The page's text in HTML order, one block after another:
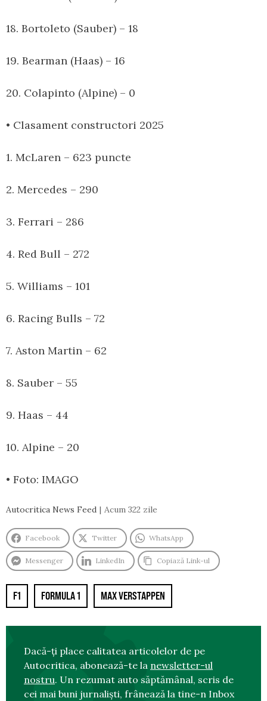
18. Bortoleto (Sauber) – 18
19. Bearman (Haas) – 16
20. Colapinto (Alpine) – 0
• Clasament constructori 2025
1. McLaren – 623 puncte
2. Mercedes – 290
3. Ferrari – 286
4. Red Bull – 272
5. Williams – 101
6. Racing Bulls – 72
7. Aston Martin – 62
8. Sauber – 55
9. Haas – 44
10. Alpine – 20
• Foto: IMAGO
Autocritica News Feed Acum 322 zile
Facebook Twitter WhatsApp
Messenger LinkedIn Copiază Link-ul
F1 FORMULA 1 MAX VERSTAPPEN
Dacă-ți place calitatea articolelor de pe
Autocritica, abonează-te la newsletter-ul
nostru. Un rezumat auto săptămânal, scris de
cei mai buni jurnaliști, frânează la tine-n Inbox